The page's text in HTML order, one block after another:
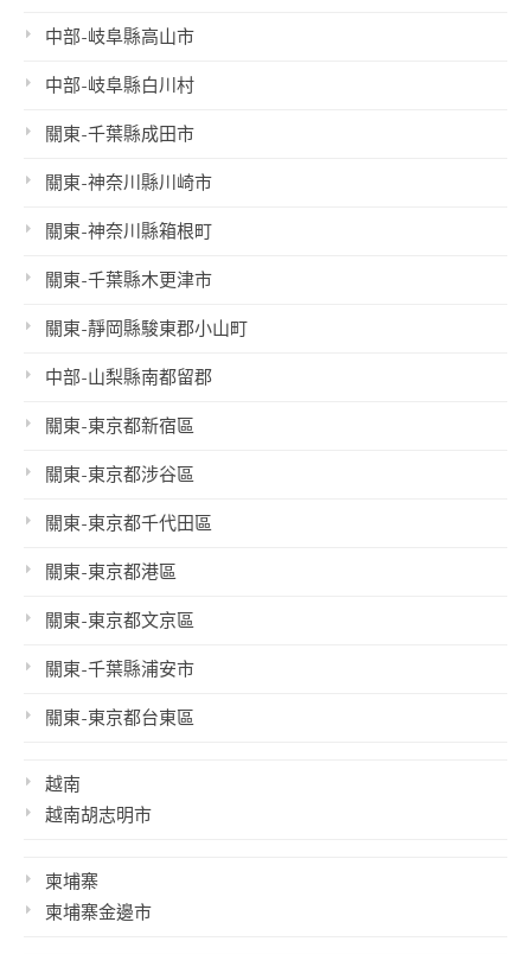
中部-岐阜縣高山市
中部-岐阜縣白川村
關東-千葉縣成田市
關東-神奈川縣川崎市
關東-神奈川縣箱根町
關東-千葉縣木更津市
關東-靜岡縣駿東郡小山町
中部-山梨縣南都留郡
關東-東京都新宿區
關東-東京都涉谷區
關東-東京都千代田區
關東-東京都港區
關東-東京都文京區
關東-千葉縣浦安市
關東-東京都台東區
越南
越南胡志明市
柬埔寨
柬埔寨金邊市